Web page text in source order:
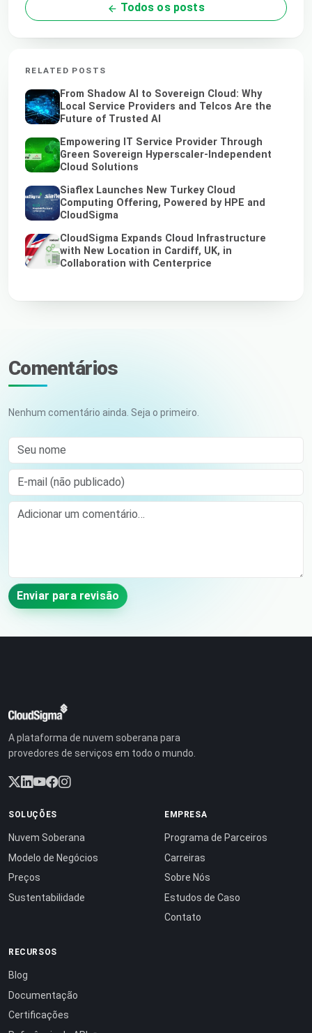
Todos os posts
RELATED POSTS
From Shadow AI to Sovereign Cloud: Why
Local Service Providers and Telcos Are the
Future of Trusted AI
Empowering IT Service Provider Through
Green Sovereign Hyperscaler-Independent
Cloud Solutions
Siaflex Launches New Turkey Cloud
Computing Offering, Powered by HPE and
CloudSigma
CloudSigma Expands Cloud Infrastructure
with New Location in Cardiff, UK, in
Collaboration with Centerprice
Comentários
Nenhum comentário ainda. Seja o primeiro.
Seu nome
E-mail (não publicado)
Comment
Enviar para revisão
A plataforma de nuvem soberana para
provedores de serviços em todo o mundo.
SOLUÇÕES
Nuvem Soberana
Modelo de Negócios
Preços
Sustentabilidade
EMPRESA
Programa de Parceiros
Carreiras
Sobre Nós
Estudos de Caso
Contato
RECURSOS
Blog
Documentação
Certificações